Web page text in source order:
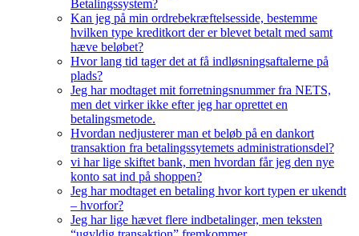
Betalingssystem?
Kan jeg på min ordrebekræftelsesside, bestemme
hvilken type kreditkort der er blevet betalt med samt
hæve beløbet?
Hvor lang tid tager det at få indløsningsaftalerne på
plads?
Jeg har modtaget mit forretningsnummer fra NETS,
men det virker ikke efter jeg har oprettet en
betalingsmetode.
Hvordan nedjusterer man et beløb på en dankort
transaktion fra betalingssytemets administrationsdel?
vi har lige skiftet bank, men hvordan får jeg den nye
konto sat ind på shoppen?
Jeg har modtaget en betaling hvor kort typen er ukendt
– hvorfor?
Jeg har lige hævet flere indbetalinger, men teksten